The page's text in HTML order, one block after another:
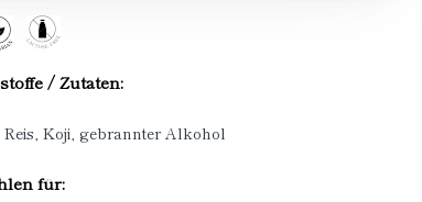
/ Zutaten:
Reis, Koji, gebrannter Alkohol
für: